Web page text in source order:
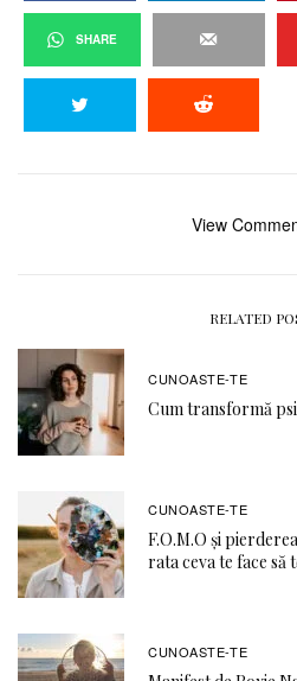
SHARE
View
RELATED
CUNOASTE-TE
Cum transformă
CUNOASTE-TE
F.O.M.O şi
rata ceva te face să
CUNOASTE-TE